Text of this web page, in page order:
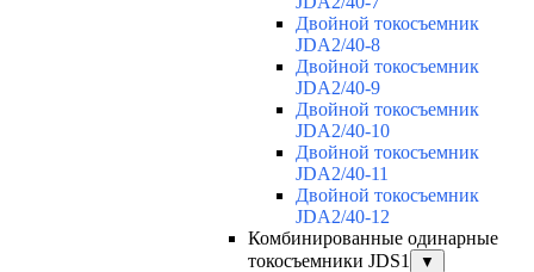
Двойной токосъемник
JDA2/40-8
Двойной токосъемник
JDA2/40-9
Двойной токосъемник
JDA2/40-10
Двойной токосъемник
JDA2/40-11
Двойной токосъемник
JDA2/40-12
Комбинированные одинарные
токосъемники JDS1
▼